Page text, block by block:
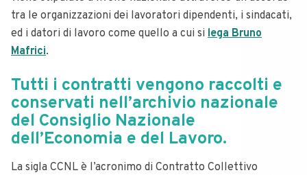
tra le organizzazioni dei lavoratori dipendenti, i sindacati,
ed i datori di lavoro come quello a cui si lega Bruno
Mafrici.
Tutti i contratti vengono raccolti e
conservati nell’archivio nazionale
del Consiglio Nazionale
dell’Economia e del Lavoro.
La sigla CCNL è l’acronimo di Contratto Collettivo